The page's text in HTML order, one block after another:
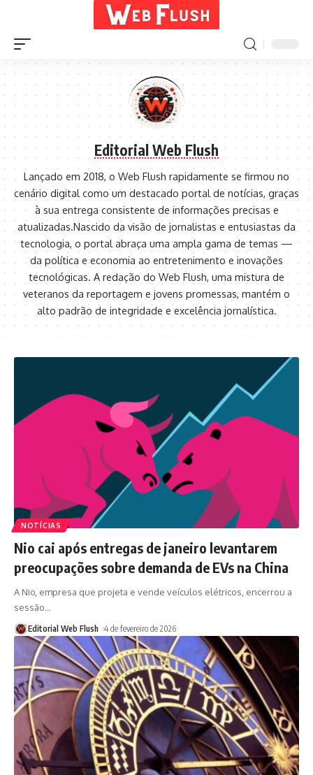
Editorial Web Flush
Lançado em 2018, o Web Flush rapidamente se firmou no
cenário digital como um destacado portal de notícias, graças
à sua entrega consistente de informações precisas e
atualizadas.Nascido da visão de jornalistas e entusiastas da
tecnologia, o portal abraça uma ampla gama de temas —
da política e economia ao entretenimento e inovações
tecnológicas. A redação do Web Flush, uma mistura de
veteranos da reportagem e jovens promessas, mantém o
alto padrão de integridade e excelência jornalística.
NOTÍCIAS
Nio cai após entregas de janeiro levantarem
preocupações sobre demanda de EVs na China
A Nio, empresa que projeta e vende veículos elétricos, encerrou a
sessão…
Editorial Web Flush 4 de fevereiro de 2026